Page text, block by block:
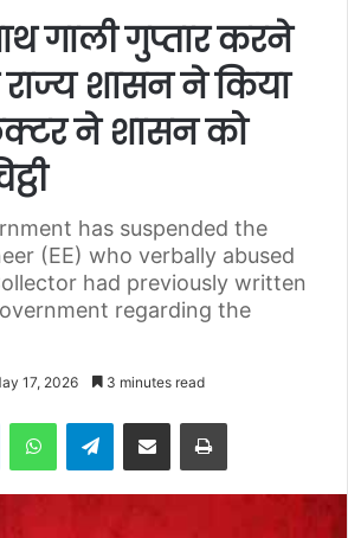
गाली गुप्तार करने
शासन ने किया
ने शासन को
has suspended the
(EE) who verbally abused
had previously written
regarding the
17, 2026 3 minutes read
MessengerWhatsAppTelegramShare via Email Print